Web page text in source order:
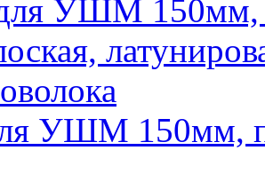
УШМ 150мм,